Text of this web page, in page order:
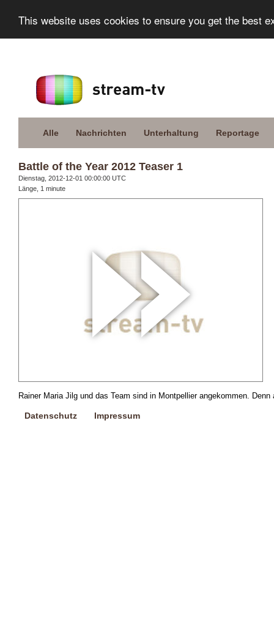
This website uses cookies to ensure you get the best
Alle Nachrichten Unterhaltung Reportage
Battle of the Year 2012 Teaser 1
Dienstag, 2012-12-01 00:00:00 UTC
Länge, 1 minute
Rainer Maria Jilg und das Team sind in Montpellier angekommen.
Datenschutz Impressum